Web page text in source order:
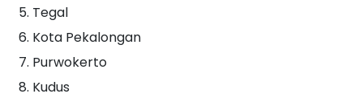
Tegal
Kota Pekalongan
Purwokerto
Kudus